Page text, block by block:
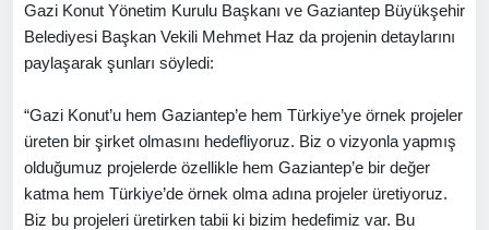
Gazi Konut Yönetim Kurulu Başkanı ve Gaziantep Büyükşehir
Belediyesi Başkan Vekili Mehmet Haz da projenin detaylarını
paylaşarak şunları söyledi:
“Gazi Konut’u hem Gaziantep’e hem Türkiye’ye örnek projeler
üreten bir şirket olmasını hedefliyoruz. Biz o vizyonla yapmış
olduğumuz projelerde özellikle hem Gaziantep’e bir değer
katma hem Türkiye’de örnek olma adına projeler üretiyoruz.
Biz bu projeleri üretirken tabii ki bizim hedefimiz var. Bu